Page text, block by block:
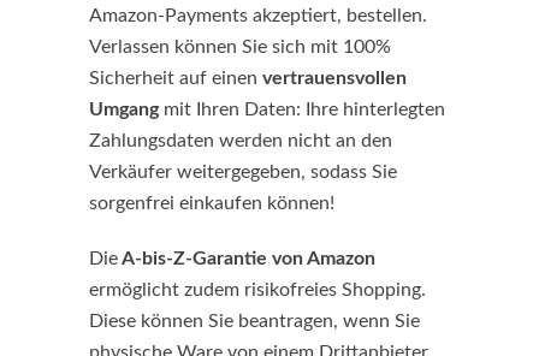
Amazon-Payments akzeptiert, bestellen.
Verlassen können Sie sich mit 100%
Sicherheit auf einen vertrauensvollen
Umgangmit Ihren Daten: Ihre hinterlegten
Zahlungsdaten werden nicht an den
Verkäufer weitergegeben, sodass Sie
sorgenfrei einkaufen können!
DieA-bis-Z-Garantie von Amazon
ermöglicht zudem risikofreies Shopping.
Diese können Sie beantragen, wenn Sie